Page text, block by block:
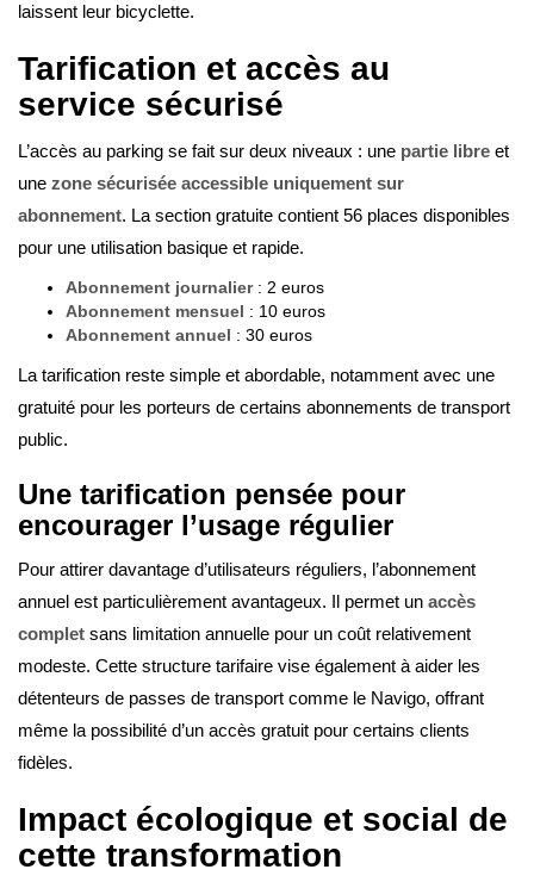
laissent leur bicyclette.
Tarification et accès au
service sécurisé
L’accès au parking se fait sur deux niveaux : une partie libre et
une zone sécurisée accessible uniquement sur
abonnement. La section gratuite contient 56 places disponibles
pour une utilisation basique et rapide.
Abonnement journalier: 2 euros
Abonnement mensuel : 10 euros
Abonnement annuel : 30 euros
La tarification reste simple et abordable, notamment avec une
gratuité pour les porteurs de certains abonnements de transport
public.
Une tarification pensée pour
encourager l’usage régulier
Pour attirer davantage d’utilisateurs réguliers, l’abonnement
annuel est particulièrement avantageux. Il permet un accès
complet sans limitation annuelle pour un coût relativement
modeste. Cette structure tarifaire vise également à aider les
détenteurs de passes de transport comme le Navigo, offrant
même la possibilité d’un accès gratuit pour certains clients
fidèles.
Impact écologique et social de
cette transformation